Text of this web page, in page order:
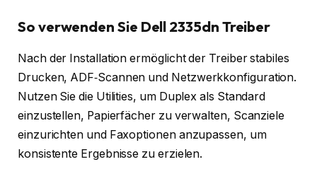
So verwenden Sie Dell 2335dn Treiber
Nach der Installation ermöglicht der Treiber stabiles
Drucken, ADF‑Scannen und Netzwerkkonfiguration.
Nutzen Sie die Utilities, um Duplex als Standard
einzustellen, Papierfächer zu verwalten, Scanziele
einzurichten und Faxoptionen anzupassen, um
konsistente Ergebnisse zu erzielen.